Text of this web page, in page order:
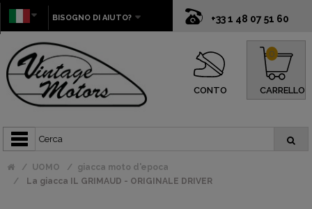
+33 1 48 07 51 60
BISOGNO DI AIUTO?
CONTO CARRELLO
0
UOMO
giacca moto d'epoca
La giacca IL GRIMAUD - ORIGINALE DRIVER